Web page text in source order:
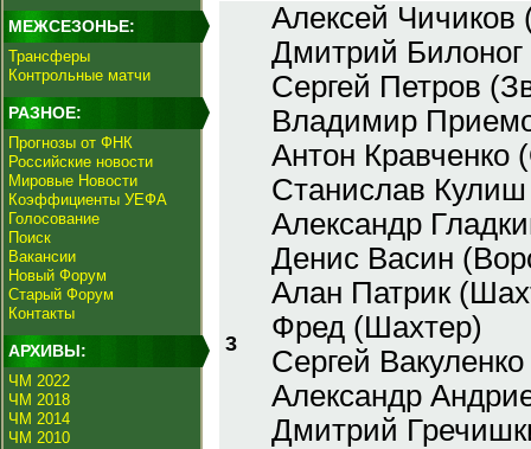
МЕЖСЕЗОНЬЕ:
Трансферы
Контрольные матчи
РАЗНОЕ:
Прогнозы от ФНК
Российские новости
Мировые Новости
Коэффициенты УЕФА
Голосование
Поиск
Вакансии
Новый Форум
Старый Форум
Контакты
АРХИВЫ:
ЧМ 2022
ЧМ 2018
ЧМ 2014
ЧМ 2010
3
Алексей Чичиков
Дмитрий Билоног
Сергей Петров
Владимир
Антон Кравченко
Станислав
Александр
Денис Васин
Алан Патрик
Фред (Шахтер)
Сергей
Александр
Дмитрий